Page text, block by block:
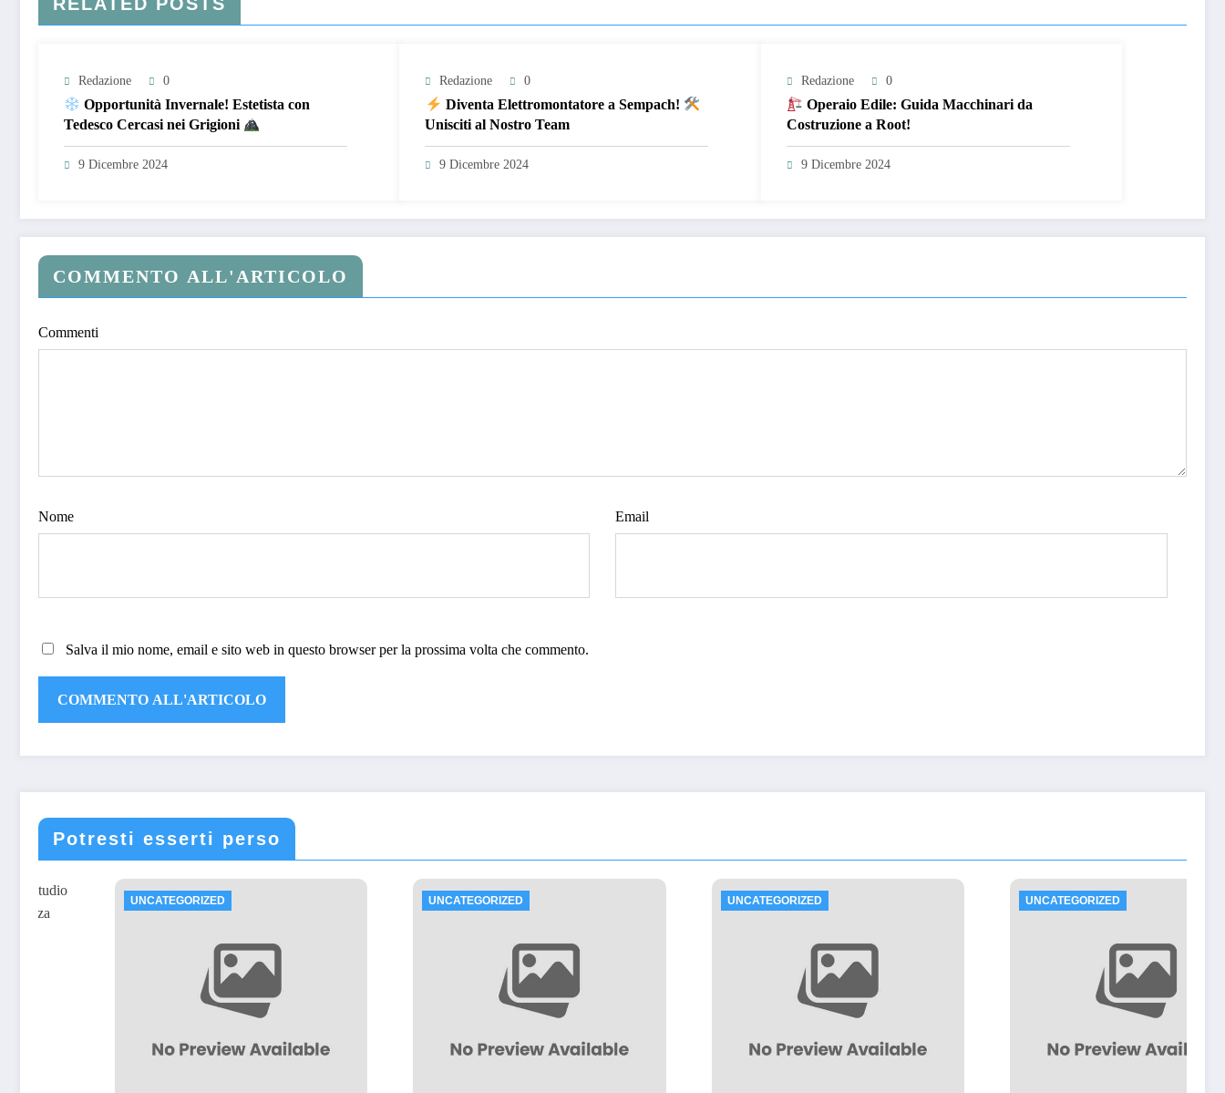
Redazione 0
Opportunità Invernale! Estetista con
Tedesco Cercasi nei Grigioni
9 Dicembre 2024
Redazione 0
Diventa Elettromontatore a Sempach!
Unisciti al Nostro Team
9 Dicembre 2024
Redazione 0
Operaio Edile: Guida Macchinari da
Costruzione a Root!
9 Dicembre 2024
COMMENTO ALL'ARTICOLO
Commenti
Nome Email
Salva il mio nome, email e sito web in questo browser per la prossima volta che commento.
Potresti esserti perso
UNCATEGORIZED UNCATEGORIZED UNCATEGORIZED UNCATEGORIZED